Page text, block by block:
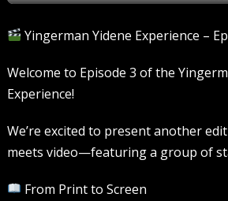
Yingerman Yidene Experience –
Welcome to Episode 3 of the
Experience!
We’re excited to present another
meets video—featuring a group of
From Print to Screen